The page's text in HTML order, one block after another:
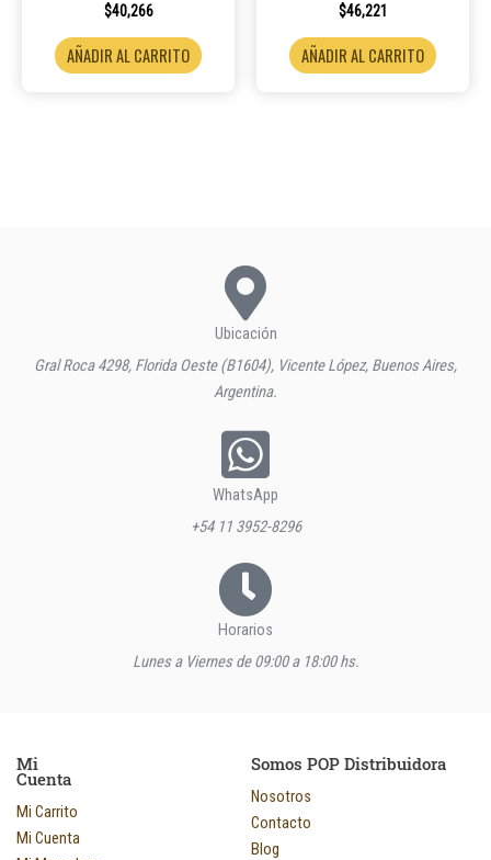
$40,266
AÑADIR AL CARRITO
$46,221
AÑADIR AL CARRITO
Ubicación
Gral Roca 4298, Florida Oeste (B1604), Vicente López, Buenos Aires,
Argentina.
WhatsApp
+54 11 3952-8296
Horarios
Lunes a Viernes de 09:00 a 18:00 hs.
Mi
Cuenta
Mi Carrito
Mi Cuenta
Somos POP Distribuidora
Nosotros
Contacto
Blog